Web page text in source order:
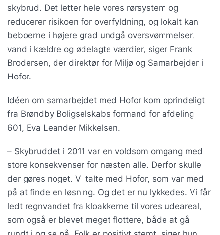
skybrud. Det letter hele vores rørsystem og
reducerer risikoen for overfyldning, og lokalt kan
beboerne i højere grad undgå oversvømmelser,
vand i kældre og ødelagte værdier, siger Frank
Brodersen, der direktør for Miljø og Samarbejder i
Hofor.
Idéen om samarbejdet med Hofor kom oprindeligt
fra Brøndby Boligselskabs formand for afdeling
601, Eva Leander Mikkelsen.
– Skybruddet i 2011 var en voldsom omgang med
store konsekvenser for næsten alle. Derfor skulle
der gøres noget. Vi talte med Hofor, som var med
på at finde en løsning. Og det er nu lykkedes. Vi får
ledt regnvandet fra kloakkerne til vores udeareal,
som også er blevet meget flottere, både at gå